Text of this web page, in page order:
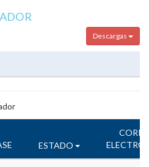
Descargas
ESTADO